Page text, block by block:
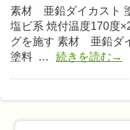
素材 亜鉛ダイカスト
塩ビ系 焼付温度170
グを施す 素材 亜鉛ダ
塗料 …
続きを読む→